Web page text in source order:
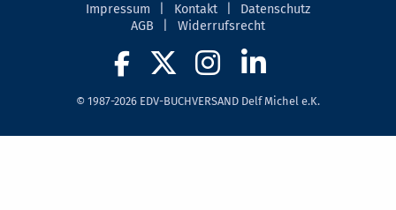
Impressum Kontakt| Datenschutz
AGB
Widerrufsrecht
© 1987-2026 EDV-BUCHVERSAND Delf Michel e.K.